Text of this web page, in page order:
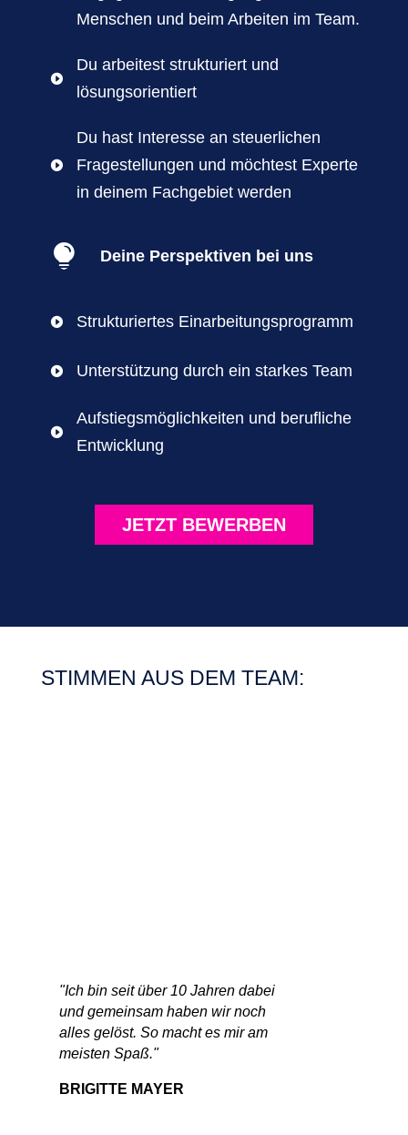
Menschen und beim Arbeiten im Team.

Du arbeitest strukturiert und
lösungsorientiert

Du hast Interesse an steuerlichen
Fragestellungen und möchtest Experte
in deinem Fachgebiet werden
 Deine Perspektiven bei uns
 Strukturiertes Einarbeitungsprogramm
 Unterstützung durch ein starkes Team

Aufstiegsmöglichkeiten und berufliche
Entwicklung
JETZT BEWERBEN
STIMMEN AUS DEM TEAM:
"Ich bin seit über 10 Jahren dabei
und gemeinsam haben wir noch
alles gelöst. So macht es mir am
meisten Spaß."
BRIGITTE MAYER